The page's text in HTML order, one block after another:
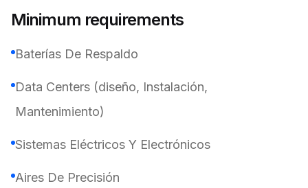
Minimum requirements
Baterías De Respaldo
Data Centers (diseño, Instalación,
Mantenimiento)
Sistemas Eléctricos Y Electrónicos
Aires De Precisión